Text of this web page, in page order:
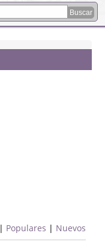
| Populares | Nuevos